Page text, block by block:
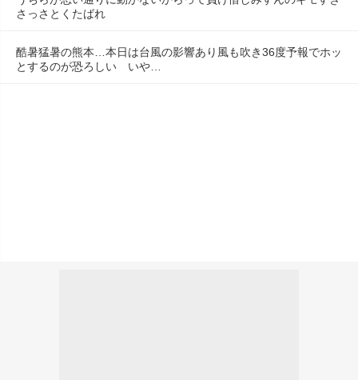
さっさとくたばれ
酷暑猛暑の熊本…本日は台風の影響あり風も吹き36度予報でホッ
とするのが恐ろしい　いや…